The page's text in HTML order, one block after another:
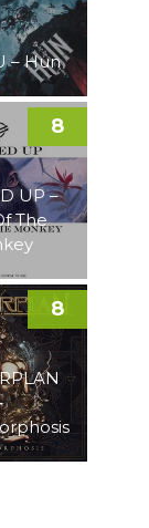
– Hun
UP –
The
8
8